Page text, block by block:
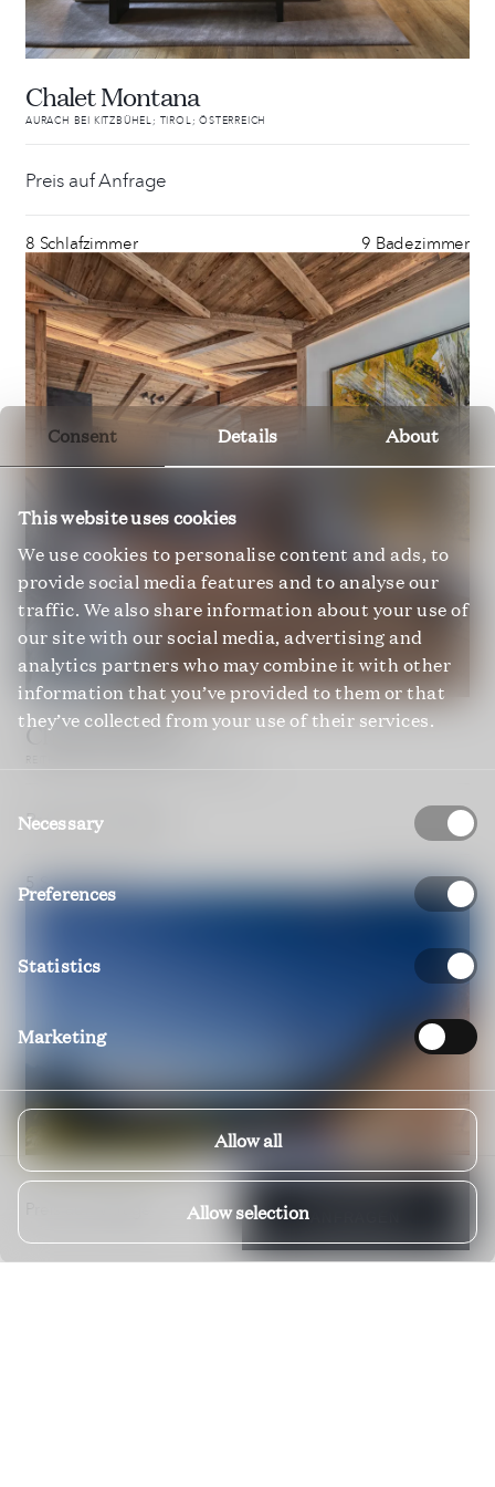
Consent Details About
This website uses cookies
We use cookies to personalise content and ads, to
provide social media features and to analyse our
traffic. We also share information about your use of
our site with our social media, advertising and
analytics partners who may combine it with other
information that you’ve provided to them or that
they’ve collected from your use of their services.
Selection
Necessary
Preferences
Statistics
Marketing
Allow all
Allow selection
Chalet Montana
AURACH BEI KITZBÜHEL; TIROL; ÖSTERREICH
Preis auf Anfrage
8 Schlafzimmer 9 Badezimmer
Chalet Materia
Preis auf Anfrage
5 Schlafzimmer 5 Badezimmer